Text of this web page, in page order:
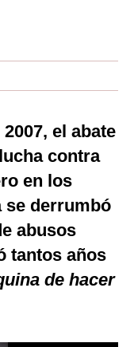
el abate
contra
en los
se derrumbó
abusos
tantos años
de hacer